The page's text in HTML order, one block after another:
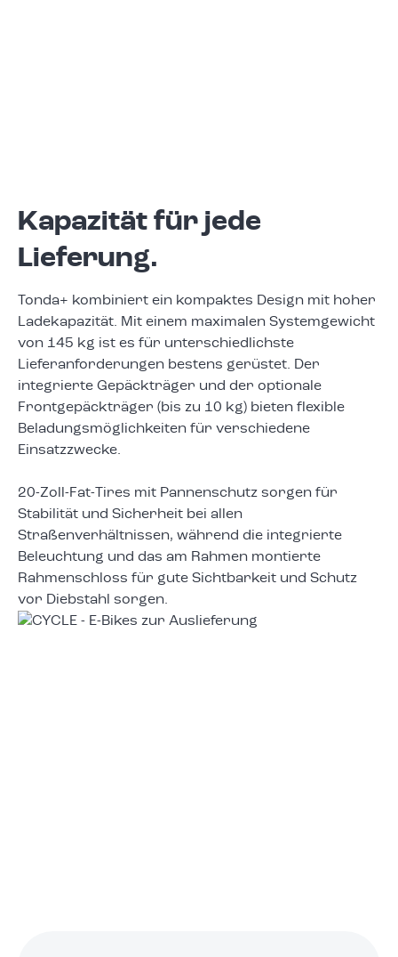
Kapazität für jede
Lieferung.
Tonda+ kombiniert ein kompaktes Design mit hoher
Ladekapazität. Mit einem maximalen Systemgewicht
von 145 kg ist es für unterschiedlichste
Lieferanforderungen bestens gerüstet. Der
integrierte Gepäckträger und der optionale
Frontgepäckträger (bis zu 10 kg) bieten flexible
Beladungsmöglichkeiten für verschiedene
Einsatzzwecke.
20-Zoll-Fat-Tires mit Pannenschutz sorgen für
Stabilität und Sicherheit bei allen
Straßenverhältnissen, während die integrierte
Beleuchtung und das am Rahmen montierte
Rahmenschloss für gute Sichtbarkeit und Schutz
vor Diebstahl sorgen.